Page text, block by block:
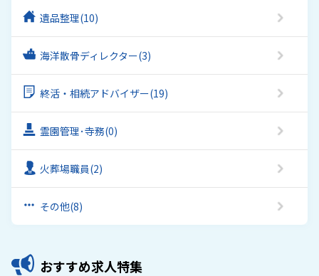
遺品整理(10)
海洋散骨ディレクター(3)
終活・相続アドバイザー(19)
霊園管理･寺務(0)
火葬場職員(2)
その他(8)
おすすめ求人特集